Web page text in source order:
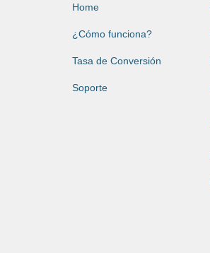
Home
¿Cómo funciona?
Tasa de Conversión
Soporte